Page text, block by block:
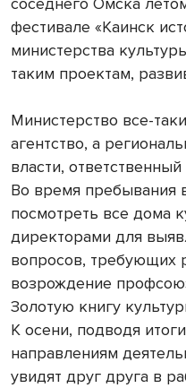
фестивале «Каинск
министерства
таким проектам,
Министерство все-
агентство, а
власти,
Во время пребывания
посмотреть все дома
директорами для
вопросов, требующих
возрождение
Золотую книгу
К осени, подводя
направлениям
увидят друг друга в